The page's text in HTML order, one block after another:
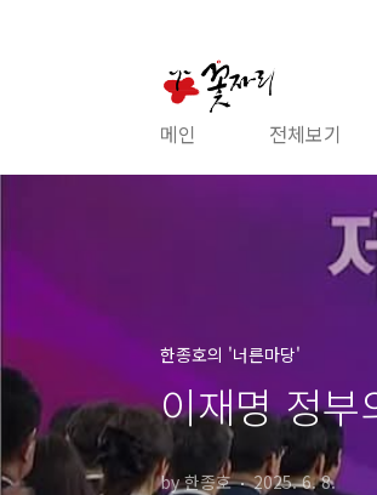
메인 전체보기
한종호의 '너른마당'
이재명 정부
by 한종호 2025. 6. 8.